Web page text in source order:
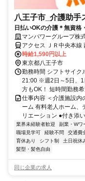
八王子市_介護助手
日払いOKの介護＊無資格
要！WEB・電話登録OK】
マンパワーグループ株
アクセス ＪＲ中央本線
北口徒歩約38分、ＪＲ
勤OK（派遣先による）
時給1,590円以上
東京都八王子市
勤務時間 シフトサイク
21:00 ※週2日～5日、1
方もOK！ 短時間勤務
仕事内容 ＜介護施設内
ーム 有料老人ホーム
リエーション ●付き添
業界未経験者歓迎 副業・Wワ
職場見学可
経験不問 交通費
育休あり
シフト制 土日祝休
髪型・髪色自由
同じ企業の求人